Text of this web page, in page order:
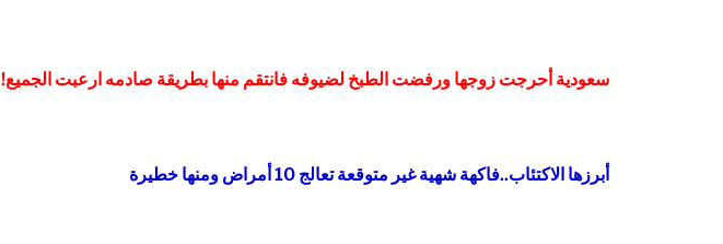
سعودية أحرجت زوجها ورفضت الطبخ لضيوفه فانتقم منها بطريقة صادمه ارعبت الجميع!
أبرزها الاكتئاب..فاكهة شهية غير متوقعة تعالج 10 أمراض ومنها خطيرة